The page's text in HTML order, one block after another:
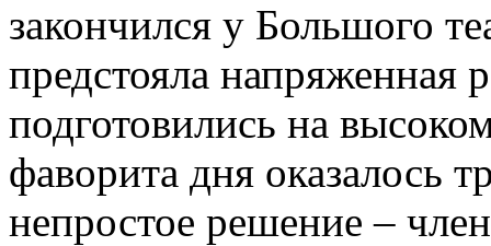
закончился у Большого
предстояла напряженная
подготовились на
фаворита дня оказалось
непростое решение –